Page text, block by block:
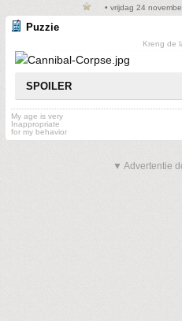
• vrijdag 24
Puzzie
Kreng de
SPOILER
My age is very
Inappropriate
for my behavior
▼ Advertentie